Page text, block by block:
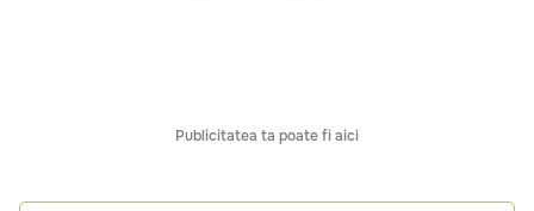
Publicitatea ta poate fi aici